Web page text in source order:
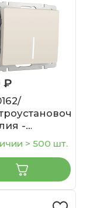
₽
-
матовый)
> 500 шт.